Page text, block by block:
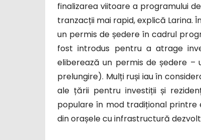
finalizarea viitoare a programului
tranzacții mai rapid, explică Larina.
un permis de ședere în cadrul
fost introdus pentru a atrage
eliberează un permis de ședere
prelungire). Mulți ruși iau în
ale țării pentru investiții și
populare în mod tradițional printre
din orașele cu infrastructură